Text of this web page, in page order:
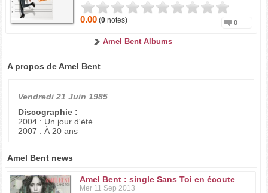
0.00 (0 notes) 0
Amel Bent Albums
A propos de Amel Bent
Vendredi 21 Juin 1985
Discographie :
2004 : Un jour d'été
2007 : À 20 ans
Amel Bent news
Amel Bent : single Sans Toi en écoute
Mer 11 Sep 2013